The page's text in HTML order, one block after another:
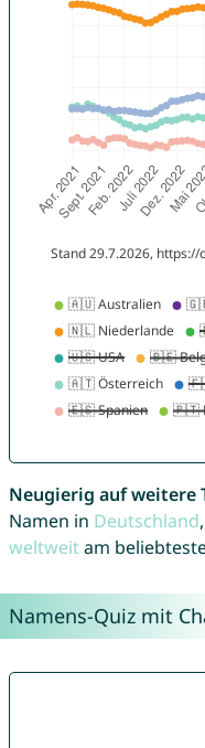
Neugierig auf weitere
Namen in Deutschland,
weltweitam
Namens-Quiz mit